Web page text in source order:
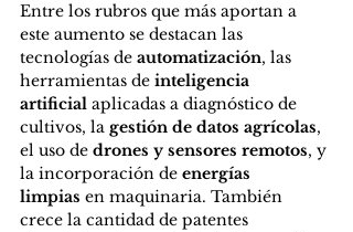
Entre los rubros que más aportan a
este aumento se destacan las
tecnologías de automatización, las
herramientas de inteligencia
artificial aplicadas a diagnóstico de
cultivos, la gestión de datos agrícolas,
el uso de drones y sensores remotos, y
la incorporación de energías
limpias en maquinaria. También
crece la cantidad de patentes